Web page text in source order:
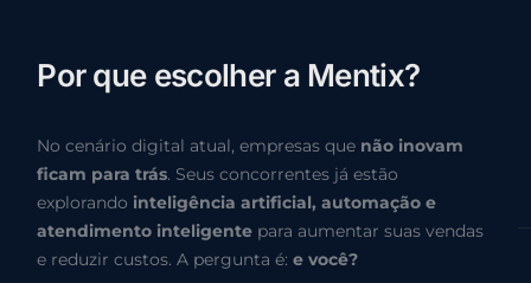
Por que escolher a Mentix?
No cenário digital atual, empresas que não inovam
ficam para trás. Seus concorrentes já estão
explorando inteligência artificial, automação e
atendimento inteligente para aumentar suas vendas
e reduzir custos. A pergunta é:e você?